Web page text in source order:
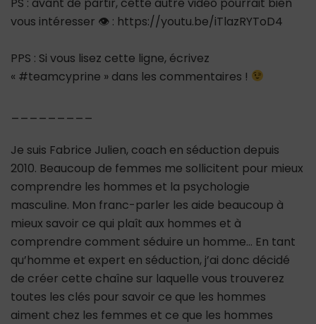
vous intéresser 👁 : https://youtu.be/iTlazRYToD4
PPS : Si vous lisez cette ligne, écrivez
« #teamcyprine » dans les commentaires !
Je suis Fabrice Julien, coach en séduction depuis
2010. Beaucoup de femmes me sollicitent pour mieux
comprendre les hommes et la psychologie
masculine. Mon franc-parler les aide beaucoup à
mieux savoir ce qui plaît aux hommes et à
comprendre comment séduire un homme… En tant
qu’homme et expert en séduction, j’ai donc décidé
de créer cette chaîne sur laquelle vous trouverez
toutes les clés pour savoir ce que les hommes
aiment chez les femmes et ce que les hommes